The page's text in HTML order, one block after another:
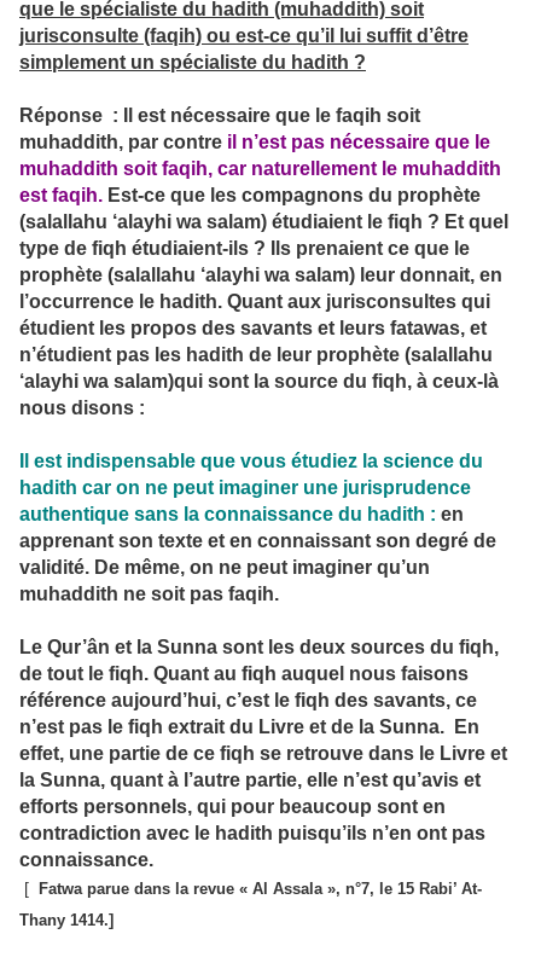
que le spécialiste du hadith (muhaddith) soit
jurisconsulte (faqih) ou est-ce qu’il lui suffit d’être
simplement un spécialiste du hadith ?
Réponse : Il est nécessaire que le faqih soit
muhaddith, par contre il n’est pas nécessaire que le
muhaddith soit faqih, car naturellement le muhaddith
est faqih. Est-ce que les compagnons du prophète
(salallahu ‘alayhi wa salam) étudiaient le fiqh ? Et quel
type de fiqh étudiaient-ils ? Ils prenaient ce que le
prophète (salallahu ‘alayhi wa salam) leur donnait, en
l’occurrence le hadith. Quant aux jurisconsultes qui
étudient les propos des savants et leurs fatawas, et
n’étudient pas les hadith de leur prophète (salallahu
‘alayhi wa salam)qui sont la source du fiqh, à ceux-là
nous disons :
Il est indispensable que vous étudiez la science du
hadith car on ne peut imaginer une jurisprudence
authentique sans la connaissance du hadith : en
apprenant son texte et en connaissant son degré de
validité. De même, on ne peut imaginer qu’un
muhaddith ne soit pas faqih.
Le Qur’ân et la Sunna sont les deux sources du fiqh,
de tout le fiqh. Quant au fiqh auquel nous faisons
référence aujourd’hui, c’est le fiqh des savants, ce
n’est pas le fiqh extrait du Livre et de la Sunna. En
effet, une partie de ce fiqh se retrouve dans le Livre et
la Sunna, quant à l’autre partie, elle n’est qu’avis et
efforts personnels, qui pour beaucoup sont en
contradiction avec le hadith puisqu’ils n’en ont pas
connaissance.
[
Fatwa parue dans la revue « Al Assala », n°7, le 15 Rabi’ At-
Thany 1414.]